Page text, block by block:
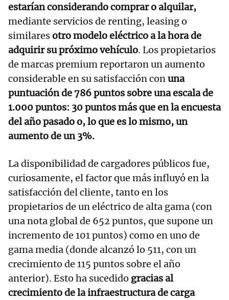
estarían considerando comprar o alquilar,
mediante servicios de renting, leasing o
similaresotro modelo eléctrico a la hora de
adquirir su próximo vehículo. Los propietarios
de marcas premium reportaron un aumento
considerable en su satisfacción conuna
puntuación de 786 puntos sobre una escala de
1.000 puntos: 30 puntos más que en la encuesta
del año pasado o, lo que es lo mismo, un
aumento de un 3%.
La disponibilidad de cargadores públicos fue,
curiosamente, el factor que más influyó en la
satisfacción del cliente, tanto en los
propietarios de un eléctrico de alta gama (con
una nota global de 652 puntos, que supone un
incremento de 101 puntos) como en uno de
gama media (donde alcanzó lo 511, con un
crecimiento de 115 puntos sobre el año
anterior). Esto ha sucedido gracias al
crecimiento de la infraestructura de carga